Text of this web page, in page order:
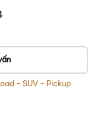
- SUV - Pickup